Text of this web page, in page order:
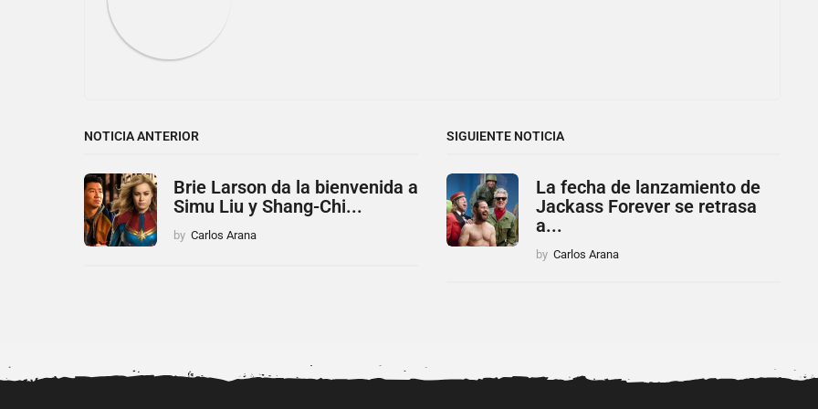
NOTICIA ANTERIOR
Brie Larson da la bienvenida a
Simu Liu y Shang-Chi...
by Carlos Arana
SIGUIENTE NOTICIA
La fecha de lanzamiento de
Jackass Forever se retrasa
a...
by Carlos Arana